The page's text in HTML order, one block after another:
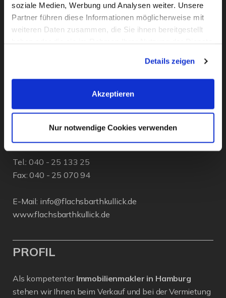
soziale Medien, Werbung und Analysen weiter. Unsere
Partner führen diese Informationen möglicherweise mit
weiteren Daten zusammen, die Sie ihnen bereitgestellt
Cookies, wenn Sie unsere Webseite weiterhin nutzen.
Details zeigen
Akzeptieren
Nur notwendige Cookies verwenden
Flachsbarth & Kullick
Inh. Carsten Bellingrodt e.K.
Elisenstr. 13
Tel.:040 - 25 133 25
Fax: 040 - 25 070 94
E-Mail: info@flachsbarthkullick.de
www.flachsbarthkullick.de
PROFIL
Als kompetenter Immobilienmakler in Hamburg
stehen wir Ihnen beim Verkauf und bei der Vermietung